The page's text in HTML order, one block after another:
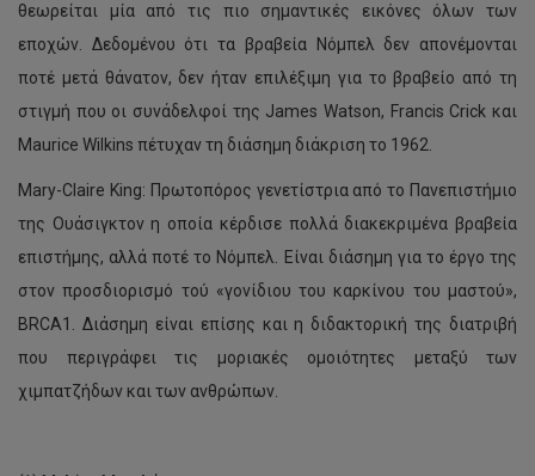
θεωρείται μία από τις πιο σημαντικές εικόνες όλων των
εποχών. Δεδομένου ότι τα βραβεία Νόμπελ δεν απονέμονται
ποτέ μετά θάνατον, δεν ήταν επιλέξιμη για το βραβείο από τη
στιγμή που οι συνάδελφοί της James Watson, Francis Crick και
Maurice Wilkins πέτυχαν τη διάσημη διάκριση το 1962.
Mary-Claire King: Πρωτοπόρος γενετίστρια από το Πανεπιστήμιο
της Ουάσιγκτον η οποία κέρδισε πολλά διακεκριμένα βραβεία
επιστήμης, αλλά ποτέ το Νόμπελ. Είναι διάσημη για το έργο της
στον προσδιορισμό τού «γονίδιου του καρκίνου του μαστού»,
BRCA1. Διάσημη είναι επίσης και η διδακτορική της διατριβή
που περιγράφει τις μοριακές ομοιότητες μεταξύ των
χιμπατζήδων και των ανθρώπων.